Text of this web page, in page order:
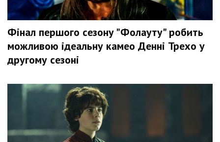
Фінал першого сезону "Фолауту" робить
можливою ідеальну камео Денні Трехо у
другому сезоні